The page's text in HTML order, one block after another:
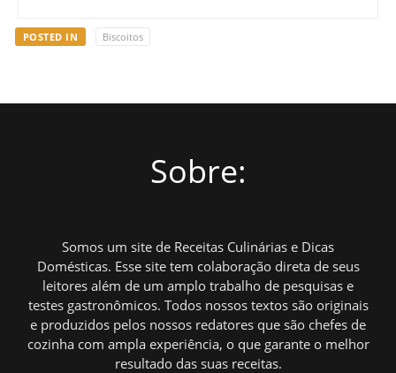
POSTED IN Biscoitos
Sobre:
Somos um site de Receitas Culinárias e Dicas
Domésticas. Esse site tem colaboração direta de seus
leitores além de um amplo trabalho de pesquisas e
testes gastronômicos. Todos nossos textos são originais
e produzidos pelos nossos redatores que são chefes de
cozinha com ampla experiência, o que garante o melhor
resultado das suas receitas.